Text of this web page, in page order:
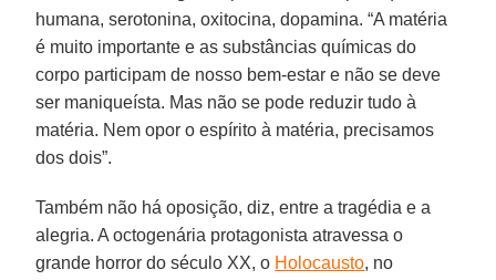
humana, serotonina, oxitocina, dopamina. “A matéria
é muito importante e as substâncias químicas do
corpo participam de nosso bem-estar e não se deve
ser maniqueísta. Mas não se pode reduzir tudo à
matéria. Nem opor o espírito à matéria, precisamos
dos dois”.
Também não há oposição, diz, entre a tragédia e a
alegria. A octogenária protagonista atravessa o
grande horror do século XX, o Holocausto, no